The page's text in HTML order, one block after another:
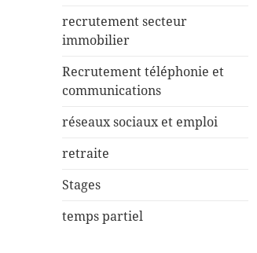
recrutement secteur
immobilier
Recrutement téléphonie et
communications
réseaux sociaux et emploi
retraite
Stages
temps partiel